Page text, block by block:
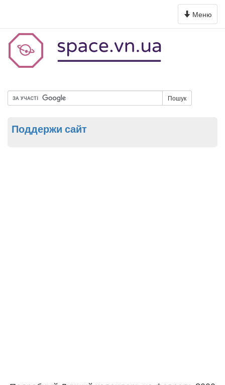
Toggle
navigation
Меню
Пошук
Поддержи сайт